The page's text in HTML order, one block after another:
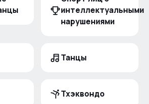
интеллектуальными
нарушениями
Танцы
Тхэквондо